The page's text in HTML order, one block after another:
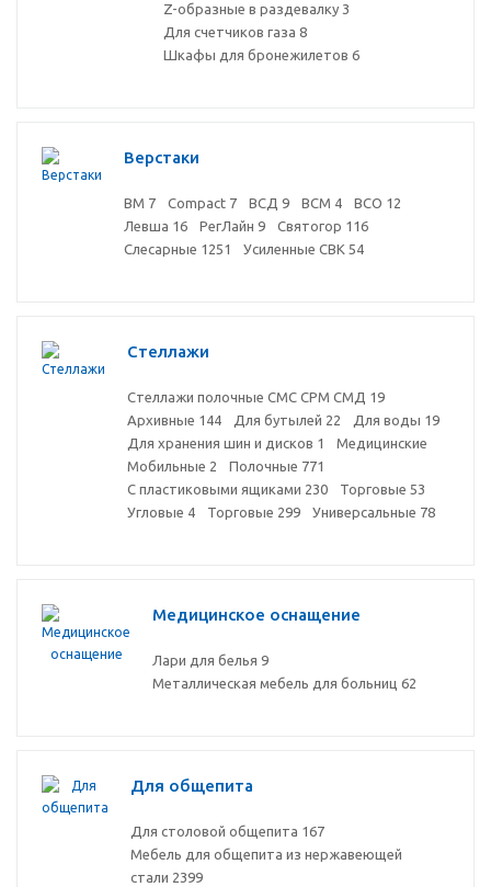
Z-образные в раздевалку 3
Для счетчиков газа 8
Шкафы для бронежилетов 6
Верстаки
ВМ 7 Compact 7 ВСД 9 ВСМ 4 ВСО 12
Левша 16 РегЛайн 9 Святогор 116
Слесарные 1251 Усиленные СВК 54
Стеллажи
Стеллажи полочные СМС СРМ СМД 19
Архивные 144 Для бутылей 22 Для воды 19
Для хранения шин и дисков 1
Медицинские
Мобильные 2 Полочные 771
С пластиковыми ящиками 230 Торговые 53
Угловые 4 Торговые 299 Универсальные 78
Медицинское оснащение
Лари для белья 9
Металлическая мебель для больниц 62
Для общепита
Для столовой общепита 167
Мебель для общепита из нержавеющей
стали 2399